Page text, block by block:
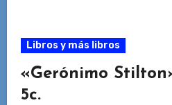
Libros y más libros
«Gerónimo
5c.